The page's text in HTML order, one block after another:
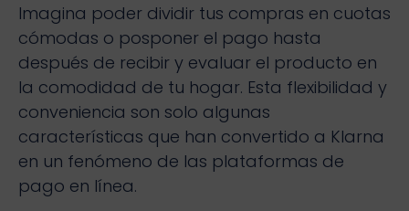
Imagina poder dividir tus compras en cuotas
cómodas o posponer el pago hasta
después de recibir y evaluar el producto en
la comodidad de tu hogar. Esta flexibilidad y
conveniencia son solo algunas
características que han convertido a Klarna
en un fenómeno de las plataformas de
pago en línea.